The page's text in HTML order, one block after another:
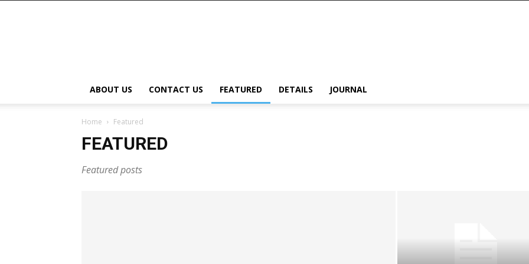
ABOUT US CONTACT US FEATURED DETAILS JOURNAL
Home Featured
FEATURED
Featured posts